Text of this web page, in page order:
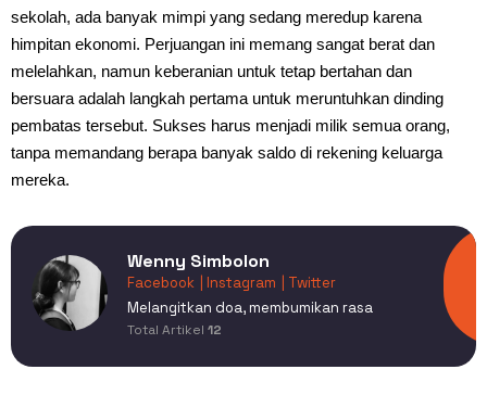
sekolah, ada banyak mimpi yang sedang meredup karena
himpitan ekonomi. Perjuangan ini memang sangat berat dan
melelahkan, namun keberanian untuk tetap bertahan dan
bersuara adalah langkah pertama untuk meruntuhkan dinding
pembatas tersebut. Sukses harus menjadi milik semua orang,
tanpa memandang berapa banyak saldo di rekening keluarga
mereka.
Wenny Simbolon
Facebook | Instagram
| Twitter
Melangitkan doa, membumikan rasa
Total Artikel 12